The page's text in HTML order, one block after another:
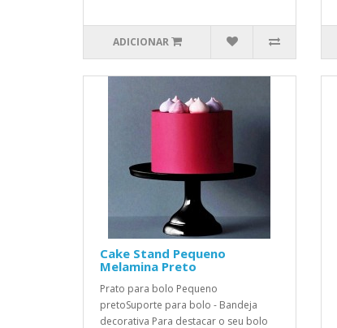
ADICIONAR
Cake Stand Pequeno
Melamina Preto
Prato para bolo Pequeno
pretoSuporte para bolo - Bandeja
decorativa Para destacar o seu bolo